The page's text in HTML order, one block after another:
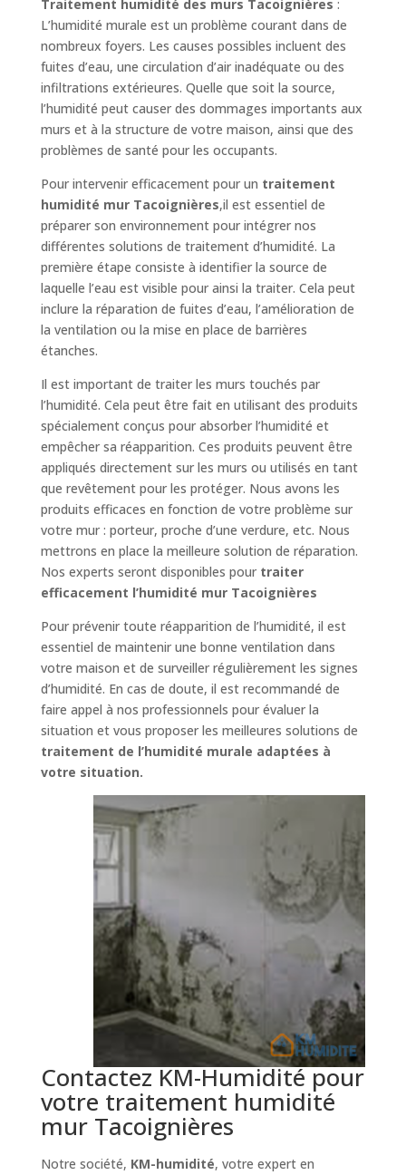
Traitement humidité des murs Tacoignières :
L’humidité murale est un problème courant dans de
nombreux foyers. Les causes possibles incluent des
fuites d’eau, une circulation d’air inadéquate ou des
infiltrations extérieures. Quelle que soit la source,
l’humidité peut causer des dommages importants aux
murs et à la structure de votre maison, ainsi que des
problèmes de santé pour les occupants.
Pour intervenir efficacement pour un traitement
humidité mur Tacoignières,il est essentiel de
préparer son environnement pour intégrer nos
différentes solutions de traitement d’humidité. La
première étape consiste à identifier la source de
laquelle l’eau est visible pour ainsi la traiter. Cela peut
inclure la réparation de fuites d’eau, l’amélioration de
la ventilation ou la mise en place de barrières
étanches.
Il est important de traiter les murs touchés par
l’humidité. Cela peut être fait en utilisant des produits
spécialement conçus pour absorber l’humidité et
empêcher sa réapparition. Ces produits peuvent être
appliqués directement sur les murs ou utilisés en tant
que revêtement pour les protéger. Nous avons les
produits efficaces en fonction de votre problème sur
votre mur : porteur, proche d’une verdure, etc. Nous
mettrons en place la meilleure solution de réparation.
Nos experts seront disponibles pour traiter
efficacement l’humidité mur Tacoignières
Pour prévenir toute réapparition de l’humidité, il est
essentiel de maintenir une bonne ventilation dans
votre maison et de surveiller régulièrement les signes
d’humidité. En cas de doute, il est recommandé de
faire appel à nos professionnels pour évaluer la
situation et vous proposer les meilleures solutions de
traitement de l’humidité murale adaptées à
votre situation.
Contactez KM-Humidité pour
votre traitement humidité
mur Tacoignières
Notre société, KM-humidité, votre expert en